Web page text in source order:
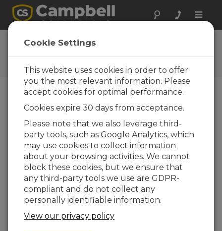
Toggle
Ask a Question
Typical response time of one
business day
nossos especialistas entrará em contato com você.
*=campo obrigatório.
Favor selecionar seu tipo de pergunta:
Vendas
Suporte
Insira sua pergunta aqui:
Cookie Settings
This website uses cookies in order to offer
you the most relevant information. Please
accept cookies for optimal performance.
Cookies expire 30 days from acceptance.
Please note that we also leverage third-
party tools, such as Google Analytics, which
may use cookies to collect information
about your browsing activities. We cannot
block these cookies, but we ensure that
any third-party tools we use are GDPR-
compliant and do not collect any
personally identifiable information.
View our privacy policy